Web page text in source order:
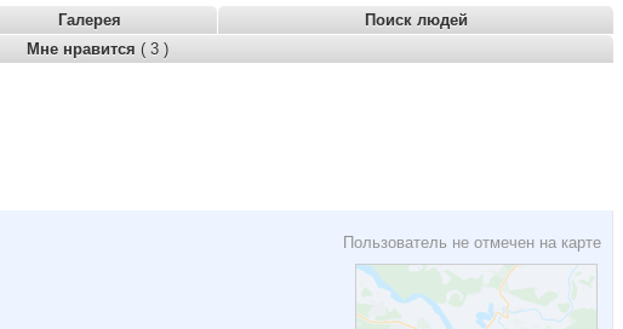
Галерея
Поиск людей
Мне нравится ( 3 )
Пользователь не отмечен на карте